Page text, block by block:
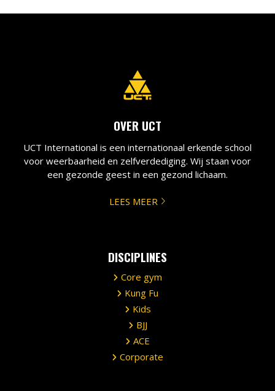
OVER UCT
UCT International is een internationaal erkende school
voor weerbaarheid en zelfverdediging. Wij staan voor
een gezonde geest in een gezond lichaam.
LEES MEER
DISCIPLINES
Core gym
Kung Fu
Kids
BJJ
ACE
Corporate